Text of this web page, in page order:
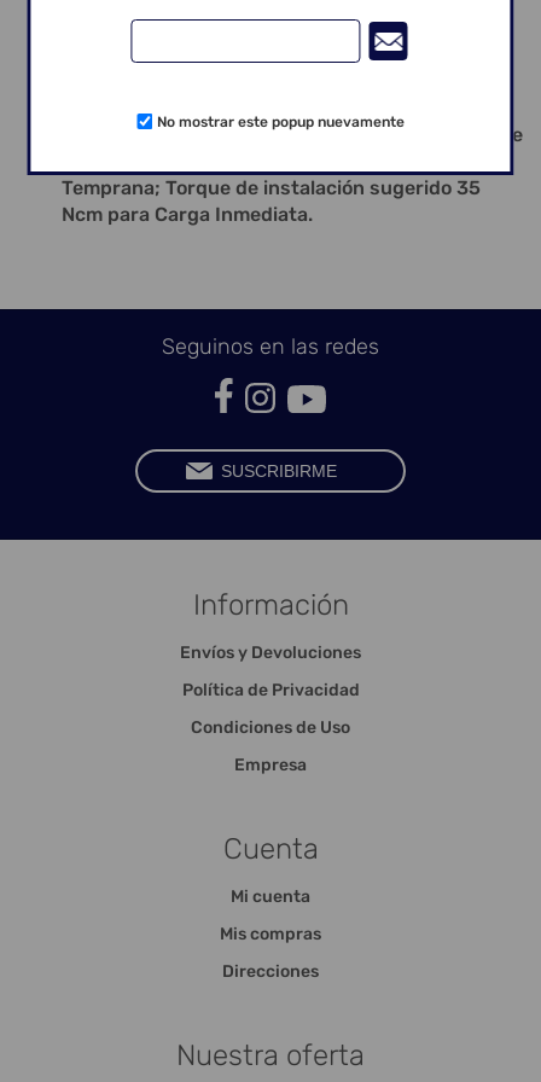
overdenture
Viene con cover; Instalación cover: Llave
Instalación nivel óseo; Rotación de perforación:
600 rpm; Rotación de instalación: 20 rpm; Torque
Temprana; Torque de instalación sugerido 35
Ncm para Carga Inmediata.
Seguinos en las redes
Información
Envíos y Devoluciones
Política de Privacidad
Condiciones de Uso
Empresa
Cuenta
Mi cuenta
Mis compras
Direcciones
Nuestra oferta
No mostrar este popup nuevamente